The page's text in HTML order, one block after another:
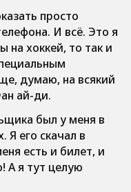
просто
И всё. Это я
на хоккей, то так и
думаю, на всякий
ай-ди.
был у меня в
Я его скачал в
есть и билет, и
А я тут целую